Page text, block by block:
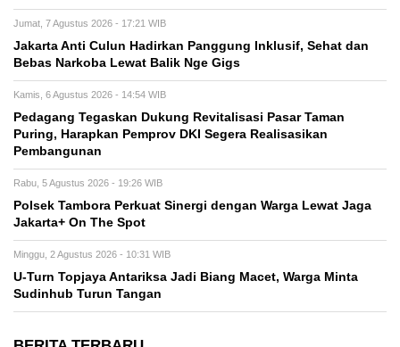
Jumat, 7 Agustus 2026 - 17:21 WIB
Jakarta Anti Culun Hadirkan Panggung Inklusif, Sehat dan
Bebas Narkoba Lewat Balik Nge Gigs
Kamis, 6 Agustus 2026 - 14:54 WIB
Pedagang Tegaskan Dukung Revitalisasi Pasar Taman
Puring, Harapkan Pemprov DKI Segera Realisasikan
Pembangunan
Rabu, 5 Agustus 2026 - 19:26 WIB
Polsek Tambora Perkuat Sinergi dengan Warga Lewat Jaga
Jakarta+ On The Spot
Minggu, 2 Agustus 2026 - 10:31 WIB
U-Turn Topjaya Antariksa Jadi Biang Macet, Warga Minta
Sudinhub Turun Tangan